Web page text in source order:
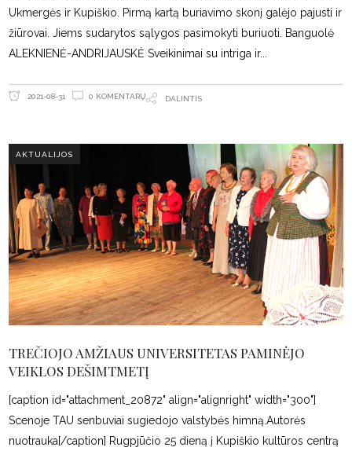
Ukmergės ir Kupiškio. Pirmą kartą buriavimo skonį galėjo pajusti ir
žiūrovai. Jiems sudarytos sąlygos pasimokyti buriuoti. Banguolė
ALEKNIENĖ-ANDRIJAUSKĖ Sveikinimai su intriga ir
2021-08-31 0 KOMENTARŲ DALINTIS
AKTUALIJOS
TREČIOJO AMŽIAUS UNIVERSITETAS PAMINĖJO
VEIKLOS DEŠIMTMETĮ
[caption id="attachment_20872" align="alignright" width="300"]
Scenoje TAU senbuviai sugiedojo valstybės himną.Autorės
nuotrauka[/caption] Rugpjūčio 25 dieną į Kupiškio kultūros centrą